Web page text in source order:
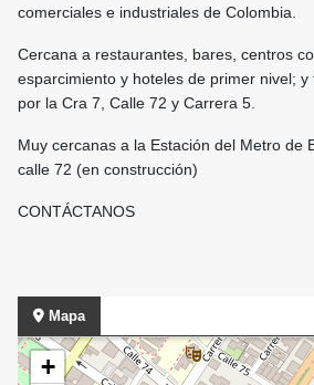
comerciales e industriales de Colombia.
Cercana a restaurantes, bares, centros
esparcimiento y hoteles de primer nivel;
por la Cra 7, Calle 72 y Carrera 5.
Muy cercanas a la Estación del Metro de
calle 72 (en construcción)
CONTÁCTANOS
Mapa
+